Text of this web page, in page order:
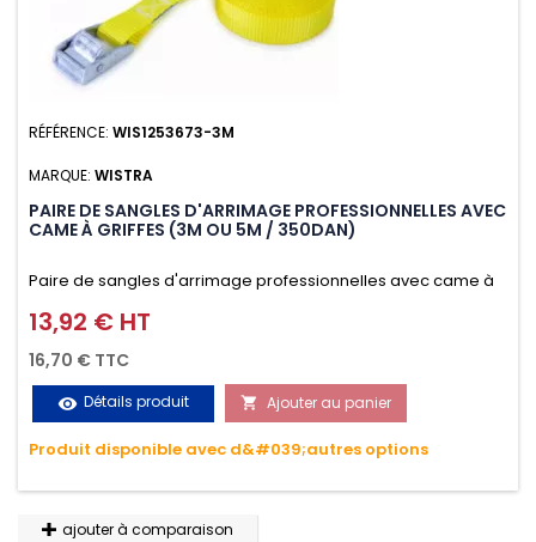
RÉFÉRENCE: WIS1253673-3M
MARQUE: WISTRA
PAIRE DE SANGLES D'ARRIMAGE PROFESSIONNELLES AVEC
CAME À GRIFFES (3M OU 5M / 350DAN)
Paire de sangles d'arrimage professionnelles avec came à
griffes (3M ou 5M / 350daN), simple et rapide d'utilisation.
Permet d'arrimer et de sécuriser vos chargements pendant
le transport. Matière polyester très résistante aux UV et aux
variations de températures, n'absorbe pas l'eau.
Prix
13,92 € HT
16,70 € TTC
visibility Détails produit  Ajouter au panier
Produit disponible avec d&#039;autres options
ajouter à comparaison